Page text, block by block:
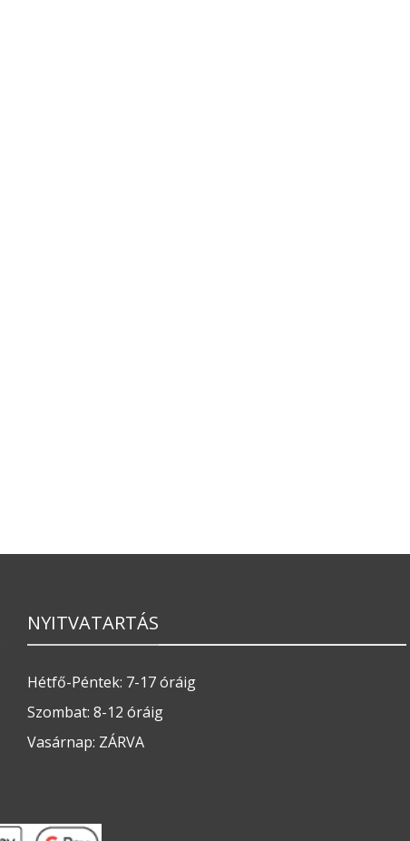
NYITVATARTÁS
Hétfő-Péntek: 7-17 óráig
Szombat: 8-12 óráig
Vasárnap: ZÁRVA